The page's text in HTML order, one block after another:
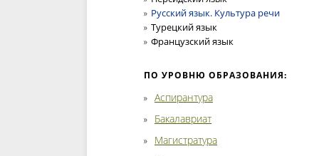
Русский язык. Культура речи
Турецкий язык
Французский язык
ПО УРОВНЮ ОБРАЗОВАНИЯ:
Аспирантура
Бакалавриат
Магистратура